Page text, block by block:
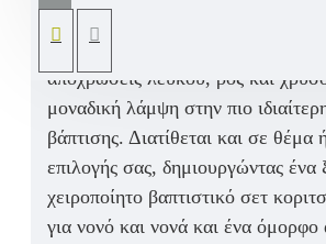
παιδιού
αποχρώσεις λευκού, ροζ και
μοναδική λάμψη στην πιο
βάπτισης. Διατίθεται και σε θέμα
επιλογής σας, δημιουργώντας ένα
χειροποίητο βαπτιστικό σετ
για νονό και νονά και ένα όμορφο